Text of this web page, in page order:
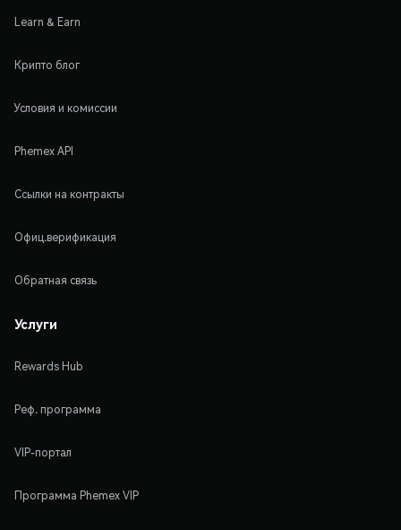
Learn & Earn
Крипто блог
Условия и комиссии
Phemex API
Ссылки на контракты
Офиц.верификация
Обратная связь
Услуги
Rewards Hub
Реф. программа
VIP-портал
Программа Phemex VIP